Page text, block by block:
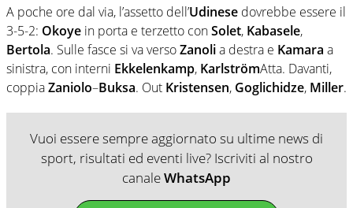
A poche ore dal via, l’assetto dell’Udinese dovrebbe essere il
3-5-2: Okoye in porta e terzetto conSolet, Kabasele,
Bertola. Sulle fasce si va versoZanolia destra e Kamara a
sinistra, con interni Ekkelenkamp, KarlströmAtta. Davanti,
coppiaZaniolo–Buksa. Out Kristensen, Goglichidze, Miller.
Vuoi essere sempre aggiornato su ultime news di
sport, risultati ed eventi live? Iscriviti al nostro
canaleWhatsApp